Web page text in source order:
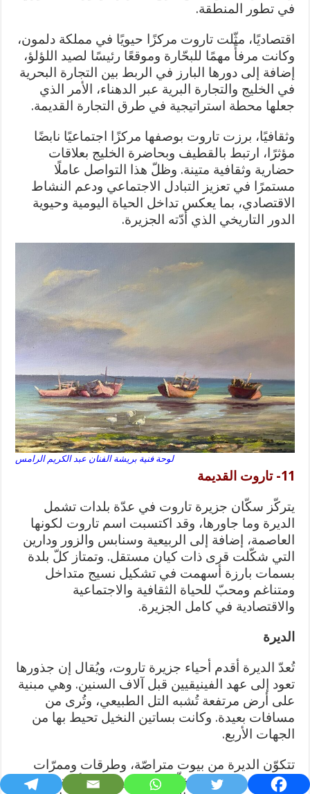
في تطور المنطقة.
اقتصاديًا، مثّلت تاروت مركزًا حيويًا في مملكة دلمون،
وكانت مرفأً مهمًا للبحّارة وموقعًا رئيسًا لصيد اللؤلؤ،
إضافة إلى دورها البارز في الربط بين التجارة البحرية
في الخليج والتجارة البرية عبر الدهناء، الأمر الذي
جعلها محطة استراتيجية في طرق التجارة القديمة.
وثقافيًا، برزت تاروت بوصفها مركزًا اجتماعيًا نابضًا
مؤثرًا، ارتبط بالقطيف وبحاضرة الخليج بعلاقات
حضارية وثقافية متينة. وظلّ هذا التواصل عاملًا
مستمرًا في تعزيز التبادل الاجتماعي ودعم النشاط
الاقتصادي، بما يعكس تداخل الحياة اليومية وحيوية
الدور التاريخي الذي أدّته الجزيرة.
لوحة فنية بريشة الفنان عبد الكريم الرامس
11- تاروت القديمة
يتركّز سكّان جزيرة تاروت في عدّة بلدات تشمل
الديرة وما جاورها، وقد اكتسبت اسم تاروت لكونها
العاصمة، إضافة إلى الربيعية وسنابس والزور ودارين
التي شكّلت قرى ذات كيان مستقل. وتمتاز كلّ بلدة
بسمات بارزة أسهمت في تشكيل نسيج متداخل
ومتناغم ومحبّ للحياة الثقافية والاجتماعية
والاقتصادية في كامل الجزيرة.
الديرة
تُعدّ الديرة أقدم أحياء جزيرة تاروت، ويُقال إن جذورها
تعود إلى عهد الفينيقيين قبل آلاف السنين. وهي مبنية
على أرض مرتفعة تُشبه التل الطبيعي، وتُرى من
مسافات بعيدة. وكانت بساتين النخيل تحيط بها من
الجهات الأربع.
تتكوّن الديرة من بيوت متراصّة، وطرقات وممرّات
متشابكة ومتعرّجة يتخلّلها عدد كبير من الأزقة الضيّقة